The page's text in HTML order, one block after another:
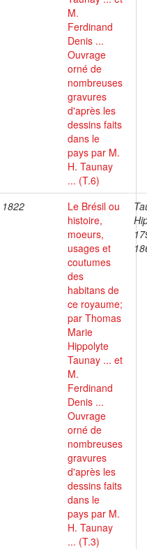
M.
Ferdinand
Denis ...
Ouvrage
orné de
nombreuses
gravures
d'après les
dessins faits
dans le
pays par M.
H. Taunay
... (T.6)
1822
Le Brésil ou
histoire,
moeurs,
usages et
coutumes
des
habitans de
ce royaume;
par Thomas
Marie
Hippolyte
Taunay ... et
M.
Ferdinand
Denis ...
Ouvrage
orné de
nombreuses
gravures
d'après les
dessins faits
dans le
pays par M.
H. Taunay
... (T.3)